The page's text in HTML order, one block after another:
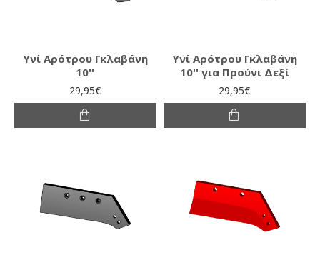
Υνί Αρότρου Γκλαβάνη
10''
29,95€
Υνί Αρότρου Γκλαβάνη
10'' για Προύνι Δεξί
29,95€